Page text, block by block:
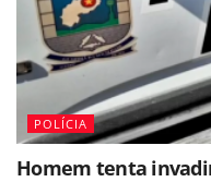
POLÍCIA
Homem tenta